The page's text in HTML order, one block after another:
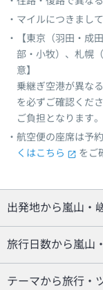
マイルにつきまして
【東京（羽田・成
部・小牧）、札幌
意】
乗継ぎ空港が異な
を必ずご確認くだ
ご負担となります。
航空便の座席は予
くはこちら
をご
出発地から嵐山・
旅行日数から嵐山
テーマから旅行・